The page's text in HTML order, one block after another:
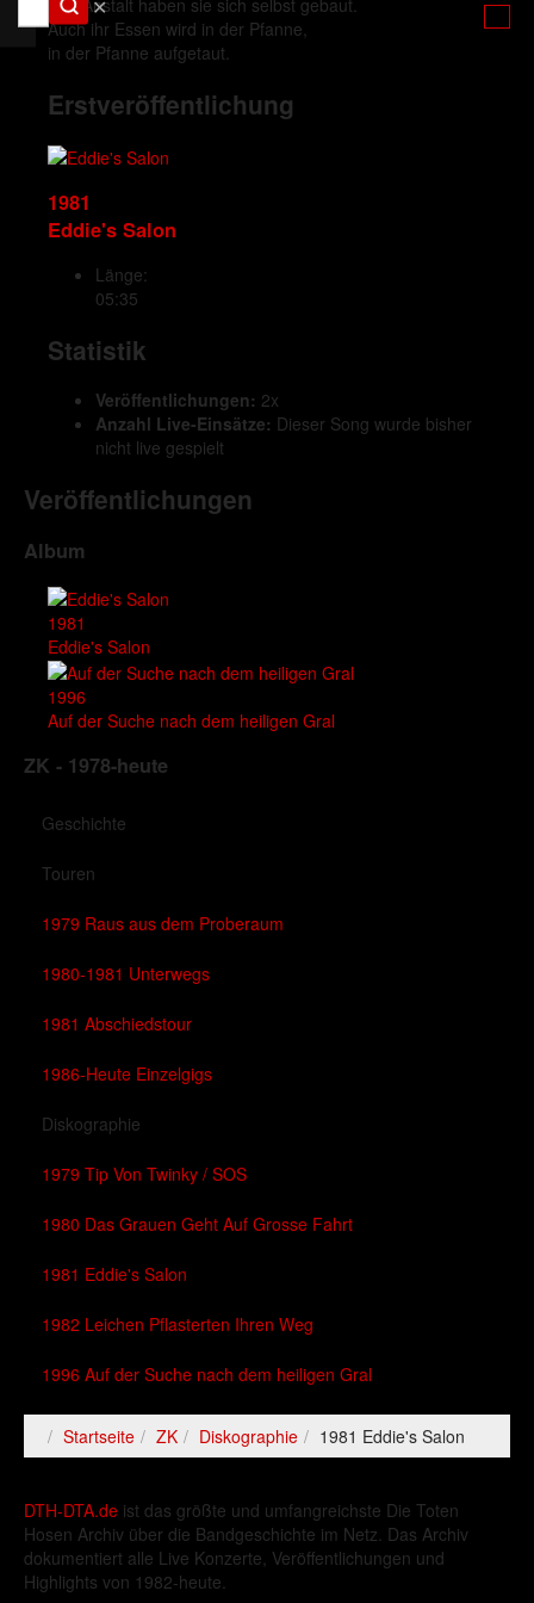
✕
Ihre Anstalt haben sie sich selbst gebaut.
Auch ihr Essen wird in der Pfanne,
in der Pfanne aufgetaut.
Erstveröffentlichung
1981
Eddie's Salon
Länge:
05:35
Statistik
Veröffentlichungen: 2x
Anzahl Live-Einsätze: Dieser Song wurde bisher
nicht live gespielt
Veröffentlichungen
Album
1981
Eddie's Salon
1996
Auf der Suche nach dem heiligen Gral
ZK - 1978-heute
Geschichte
Touren
1979 Raus aus dem Proberaum
1980-1981 Unterwegs
1981 Abschiedstour
1986-Heute Einzelgigs
Diskographie
1979 Tip Von Twinky / SOS
1980 Das Grauen Geht Auf Grosse Fahrt
1981 Eddie's Salon
1982 Leichen Pflasterten Ihren Weg
1996 Auf der Suche nach dem heiligen Gral
Startseite ZK Diskographie 1981 Eddie's Salon
DTH-DTA.de ist das größte und umfangreichste Die Toten
Hosen Archiv über die Bandgeschichte im Netz. Das Archiv
dokumentiert alle Live Konzerte, Veröffentlichungen und
Highlights von 1982-heute.